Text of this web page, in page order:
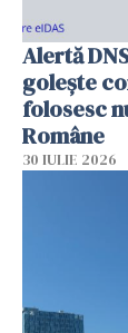
Alertă
golește
folosesc
Române
30 IULIE 2026